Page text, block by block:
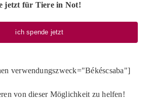
jetzt für Tiere in Not!
ich spende jetzt
verwendungszweck="Békéscsaba"]
von dieser Möglichkeit zu helfen!